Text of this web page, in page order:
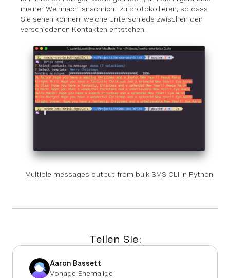
meiner Weihnachtsnachricht zu protokollieren, so dass
Sie sehen können, welche Unterschiede zwischen den
verschiedenen Kontakten entstehen.
Multiple messages output from bulk SMS CLI in Python
Teilen Sie:
Aaron Bassett
Vonage Ehemalige